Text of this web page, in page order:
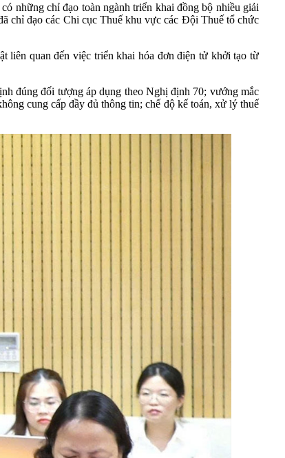
những chỉ đạo toàn ngành triển khai đồng bộ nhiều giải
chỉ đạo các Chi cục Thuế khu vực các Đội Thuế tổ chức
liên quan đến việc triển khai hóa đơn điện tử khởi tạo từ
đúng đối tượng áp dụng theo Nghị định 70; vướng mắc
cung cấp đầy đủ thông tin; chế độ kế toán, xử lý thuế